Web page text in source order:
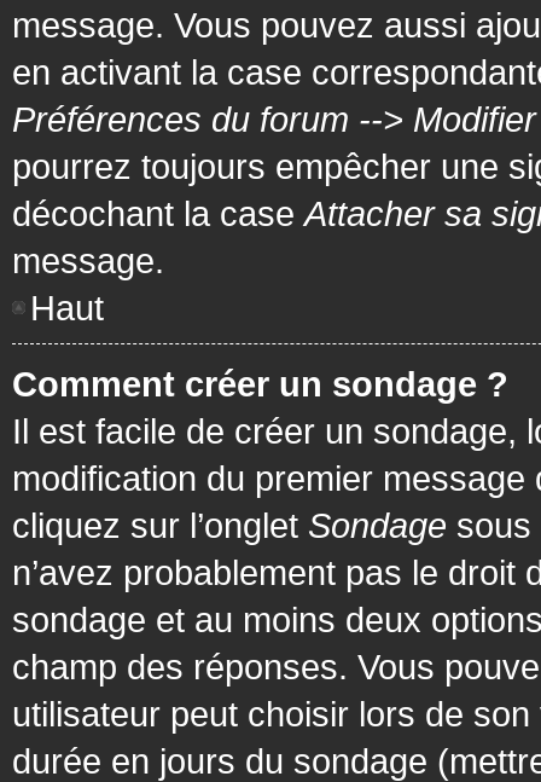
message. Vous pouvez aussi
en activant la case
Préférences du forum -->
pourrez toujours empêcher une
décochant la caseAttacher sa
message.
Haut
Comment créer un sondage ?
Il est facile de créer un sondage,
modification du premier
cliquez sur l’onglet Sondage sous
n’avez probablement pas le
sondage et au moins deux
champ des réponses. Vous
utilisateur peut choisir lors de
durée en jours du sondage